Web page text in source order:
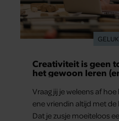
Creativiteit is geen
het gewoon leren
Vraag jij je weleens af
ene vriendin altijd met
Dat je zusje moeiteloos